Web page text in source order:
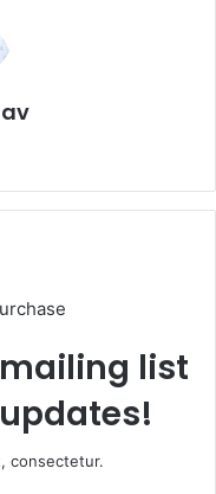
list
consectetur.